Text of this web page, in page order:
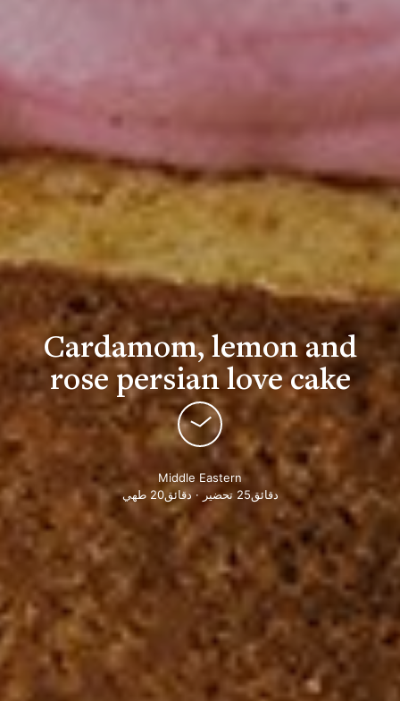
Cardamom, lemon and
rose persian love cake
Middle Eastern
دقائق25 تحضير · دقائق20 طهي